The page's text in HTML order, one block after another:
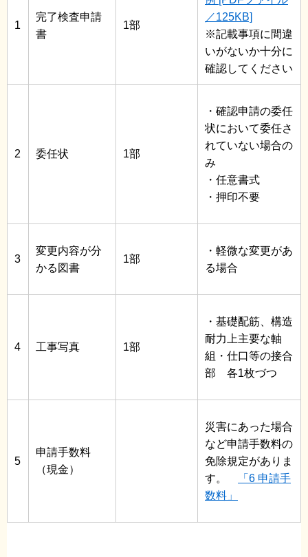
1
完了検査申請
書
1部
／125KB]
※記載事項に間違
いがないか十分に
確認してください
2 委任状 1部
・確認申請の委任
状において委任さ
れていない場合の
み
・任意書式
・押印不要
3
変更内容が分
かる図書
1部
・軽微な変更があ
る場合
4 工事写真 1部
・基礎配筋、構造
耐力上主要な軸
組・仕口等の接合
部 各1枚づつ
5
申請手数料
（現金）
災害にあった場合
など申請手数料の
免除規定がありま
す。
「6 申請手
数料」